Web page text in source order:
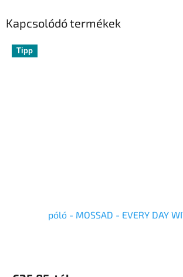
Kapcsolódó termékek
Tipp
póló - MOSSAD - EVERY DAY